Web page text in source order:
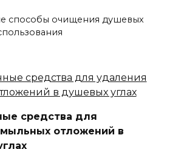
способы очищения душевых
средства для
отложений в